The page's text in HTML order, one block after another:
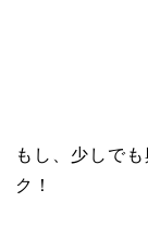
もし、少しで
ク！